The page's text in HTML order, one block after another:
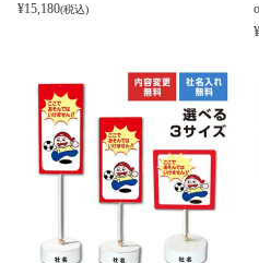
¥15,180(税込)
¥